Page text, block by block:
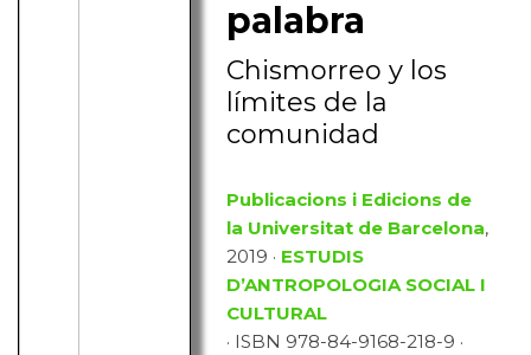
palabra
Chismorreo y los
límites de la
comunidad
Publicacions i Edicions de
la Universitat de Barcelona,
2019 · ESTUDIS
D’ANTROPOLOGIA SOCIAL I
CULTURAL
· ISBN 978-84-9168-218-9 ·